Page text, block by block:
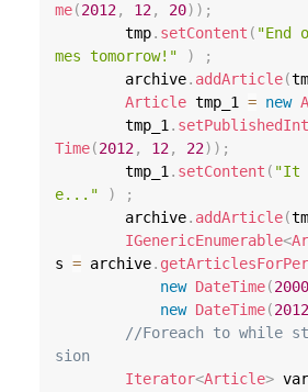
me(2012, 12, 20) ) ;
        tmp
. setContent ( "End
mes tomorrow!"
)
;
        archive
. addArticle(
Article tmp_1 = new
        tmp_1
.
Time(2012, 12, 22) ) ;
        tmp_1
. setContent ( "It
e..."
)
;
        archive
. addArticle(
IGenericEnumerable<
s = archive.
new DateTime(2000
new DateTime(2012
//Foreach to while
sion
Iterator<Article>